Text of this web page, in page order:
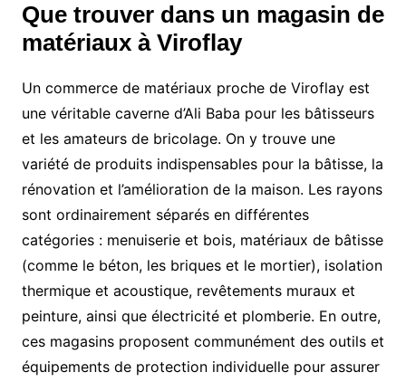
Que trouver dans un magasin de
matériaux à Viroflay
Un commerce de matériaux proche de Viroflay est
une véritable caverne d’Ali Baba pour les bâtisseurs
et les amateurs de bricolage. On y trouve une
variété de produits indispensables pour la bâtisse, la
rénovation et l’amélioration de la maison. Les rayons
sont ordinairement séparés en différentes
catégories : menuiserie et bois, matériaux de bâtisse
(comme le béton, les briques et le mortier), isolation
thermique et acoustique, revêtements muraux et
peinture, ainsi que électricité et plomberie. En outre,
ces magasins proposent communément des outils et
équipements de protection individuelle pour assurer